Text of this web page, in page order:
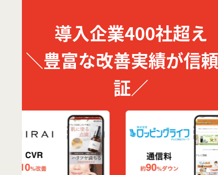
導入企業400社超え
＼豊富な改善実績が信
証／